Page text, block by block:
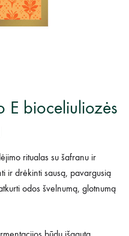
E bioceliuliozės
ritualas su šafranu ir
ir drėkinti sausą, pavargusią
odos švelnumą, glotnumą